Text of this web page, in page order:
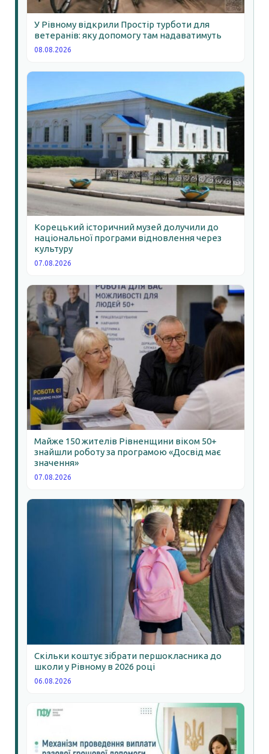
У Рівному відкрили Простір турботи для
ветеранів: яку допомогу там надаватимуть
08.08.2026
Корецький історичний музей долучили до
національної програми відновлення через
культуру
07.08.2026
Майже 150 жителів Рівненщини віком 50+
знайшли роботу за програмою «Досвід має
значення»
07.08.2026
Скільки коштує зібрати першокласника до
школи у Рівному в 2026 році
06.08.2026